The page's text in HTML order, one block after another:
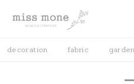
decoration fabric garden